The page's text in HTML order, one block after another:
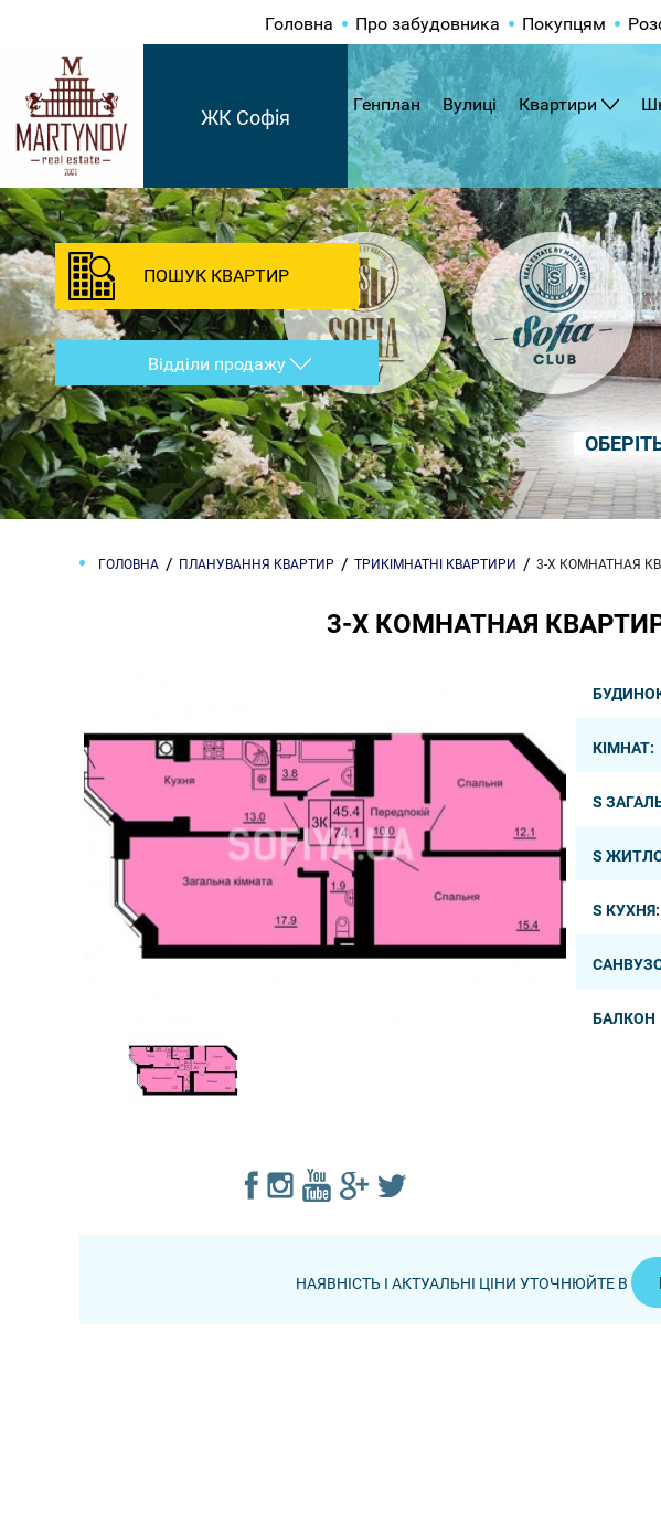
Головна Про забудовника Покупцям
ЖК Софія
Генплан Вулиці Квартири
ПОШУК КВАРТИР
Відділи продажу
ГОЛОВНА ПЛАНУВАННЯ КВАРТИР ТРИКІМНАТНІ КВАРТИРИ 3-Х КОМНАТНАЯ
3-Х КОМНАТНАЯ
КІМНАТ:
S
S
S КУХНЯ:
БАЛКОН
НАЯВНІСТЬ І АКТУАЛЬНІ ЦІНИ УТОЧНЮЙТЕ В